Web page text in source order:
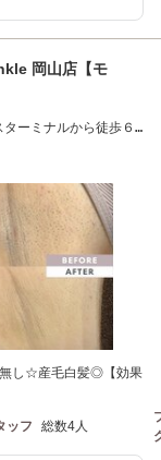
岡山店【モ
ーミナルから徒歩６
し☆産毛白髪◎【効果
ッフ 総数4人